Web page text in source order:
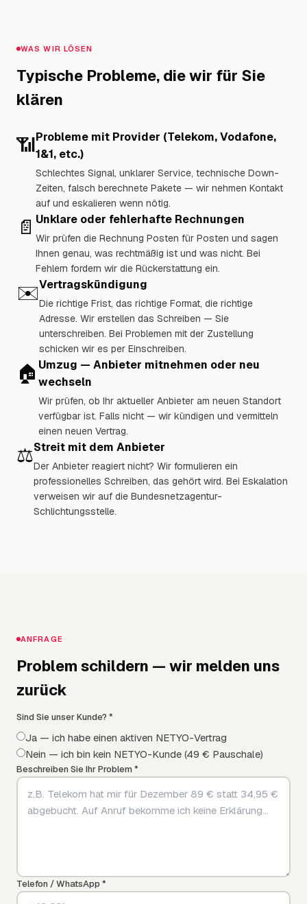
Kontakt
DE | RU
+49 621 437 811 77
WAS WIR LÖSEN
Typische Probleme, die wir für Sie
klären
📶Probleme mit Provider (Telekom, Vodafone,
1&1, etc.)
Schlechtes Signal, unklarer Service, technische Down-
Zeiten, falsch berechnete Pakete — wir nehmen Kontakt
auf und eskalieren wenn nötig.
📄 Unklare oder fehlerhafte Rechnungen
Wir prüfen die Rechnung Posten für Posten und sagen
Ihnen genau, was rechtmäßig ist und was nicht. Bei
Fehlern fordern wir die Rückerstattung ein.
✉️Vertragskündigung
Die richtige Frist, das richtige Format, die richtige
Adresse. Wir erstellen das Schreiben — Sie
unterschreiben. Bei Problemen mit der Zustellung
schicken wir es per Einschreiben.
🏠 Umzug — Anbieter mitnehmen oder neu
wechseln
Wir prüfen, ob Ihr aktueller Anbieter am neuen Standort
verfügbar ist. Falls nicht — wir kündigen und vermitteln
einen neuen Vertrag.
⚖️Streit mit dem Anbieter
Der Anbieter reagiert nicht? Wir formulieren ein
professionelles Schreiben, das gehört wird. Bei Eskalation
verweisen wir auf die Bundesnetzagentur-
Schlichtungsstelle.
ANFRAGE
Problem schildern — wir melden uns
zurück
Sind Sie unser Kunde? *
Ja — ich habe einen aktiven NETYO-Vertrag
Nein — ich bin kein NETYO-Kunde (49 € Pauschale)
Beschreiben Sie Ihr Problem *
Telefon / WhatsApp *